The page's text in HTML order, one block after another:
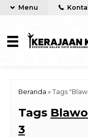
Menu
Beranda » Tags
Tags
3